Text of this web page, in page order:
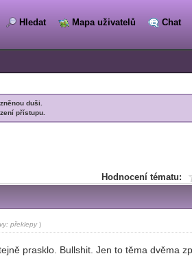
Hledat Mapa uživatelů Chat
duši.
přístupu.
Hodnocení tématu:
překlepy )
prasklo. Bullshit. Jen to těma dvěma